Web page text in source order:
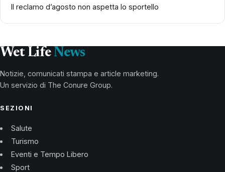
Il reclamo d’agosto non aspetta lo sportello
Wet Life News
Notizie, comunicati stampa e article marketing.
Un servizio di The Conure Group.
SEZIONI
Salute
Turismo
Eventi e Tempo Libero
Sport